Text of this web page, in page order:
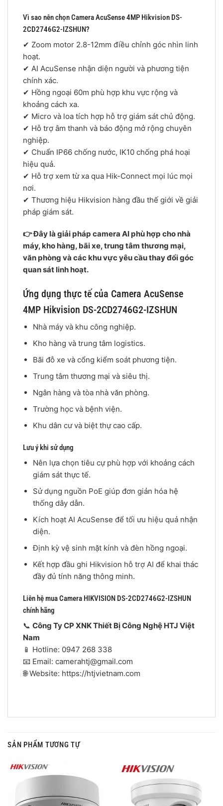
Vì sao nên chọn Camera AcuSense 4MP Hikvision DS-
2CD2746G2-IZSHUN?
✔ Zoom motor 2.8-12mm điều chỉnh góc nhìn linh
hoạt.
✔ AI AcuSense nhận diện người và phương tiện
chính xác.
✔ Hồng ngoại 60m phù hợp khu vực rộng và
khoảng cách xa.
✔ Micro và loa tích hợp hỗ trợ giám sát chủ động.
✔ Hỗ trợ âm thanh và báo động mở rộng chuyên
nghiệp.
✔ Chuẩn IP66 chống nước, IK10 chống phá hoại
hiệu quả.
✔ Hỗ trợ xem từ xa qua Hik-Connect mọi lúc mọi
nơi.
✔ Thương hiệu Hikvision hàng đầu thế giới về giải
pháp giám sát.
👉 Đây là giải pháp camera AI phù hợp cho nhà
máy, kho hàng, bãi xe, trung tâm thương mại,
văn phòng và các khu vực yêu cầu thay đổi góc
quan sát linh hoạt.
Ứng dụng thực tế của Camera AcuSense
4MP Hikvision DS-2CD2746G2-IZSHUN
Nhà máy và khu công nghiệp.
Kho hàng và trung tâm logistics.
Bãi đỗ xe và cổng kiểm soát phương tiện.
Trung tâm thương mại và siêu thị.
Ngân hàng và tòa nhà văn phòng.
Trường học và bệnh viện.
Khu dân cư và biệt thự cao cấp.
Lưu ý khi sử dụng
Nên lựa chọn tiêu cự phù hợp với khoảng cách
giám sát thực tế.
Sử dụng nguồn PoE giúp đơn giản hóa hệ
thống dây dẫn.
Kích hoạt AI AcuSense để tối ưu hiệu quả nhận
diện.
Định kỳ vệ sinh mặt kính và đèn hồng ngoại.
Kết hợp đầu ghi Hikvision hỗ trợ AI để khai thác
đầy đủ tính năng thông minh.
Liên hệ mua Camera HIKVISION DS-2CD2746G2-IZSHUN
chính hãng
📞 Công Ty CP XNK Thiết Bị Công Nghệ HTJ Việt
Nam
📱 Hotline: 0947 268 338
📧 Email: camerahtj@gmail.com
🌐 Website: https://htjvietnam.com
SẢN PHẨM TƯƠNG TỰ